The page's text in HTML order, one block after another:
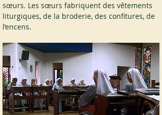
sœurs. Les sœurs fabriquent des vêtements
liturgiques, de la broderie, des confitures, de
l’encens.